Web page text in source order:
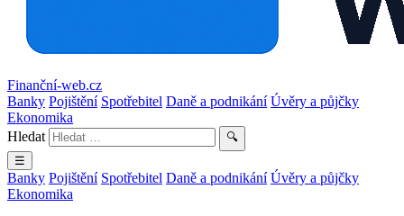
Finanční-web.cz
Banky Pojištění Spotřebitel Daně a podnikání Úvěry a půjčky
Ekonomika
Hledat
🔍
☰
Banky Pojištění Spotřebitel Daně a podnikání Úvěry a půjčky
Ekonomika